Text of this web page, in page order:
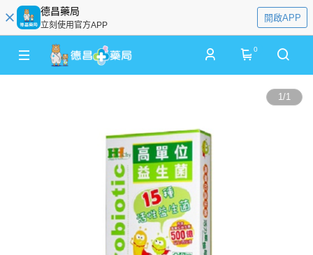
德昌藥局
立刻使用官方APP
開啟APP
0
1/1